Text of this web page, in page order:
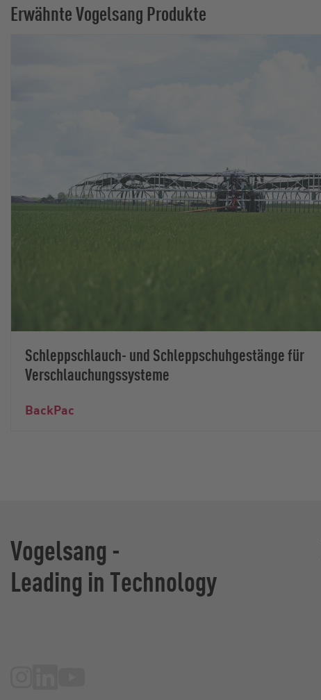
Erwähnte Vogelsang Produkte
Schleppschlauch- und Schleppschuhgestänge für
Verschlauchungssysteme
BackPac
Vogelsang -
Leading in Technology